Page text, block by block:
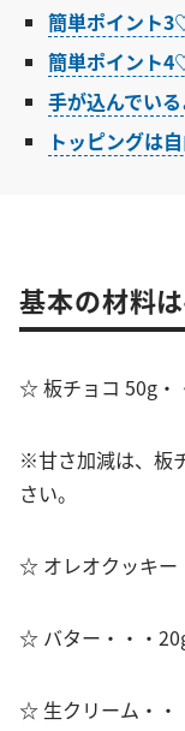
簡単ポイント
簡単ポイント
手が込んでい
トッピングは
基本の材料は
☆ 板チョコ 50g・
※甘さ加減は、板
さい。
☆ オレオクッキー
☆ バター・・・
☆ 生クリーム・・